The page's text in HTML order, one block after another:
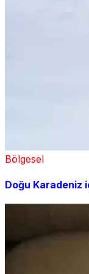
Bölgesel
Doğu Karadeniz